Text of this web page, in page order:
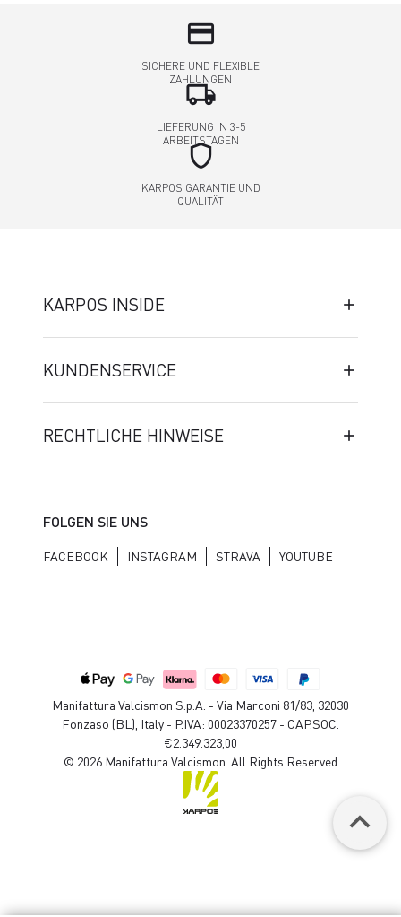
credit_card
SICHERE UND FLEXIBLE
ZAHLUNGEN
local_shipping
LIEFERUNG IN 3-5
ARBEITSTAGEN
shield
KARPOS GARANTIE UND
QUALITÄT
KARPOS INSIDE
KUNDENSERVICE
RECHTLICHE HINWEISE
FOLGEN SIE UNS
FACEBOOK INSTAGRAM STRAVA YOUTUBE
Manifattura Valcismon S.p.A. - Via Marconi 81/83, 32030
Fonzaso (BL), Italy - P.IVA: 00023370257 - CAP.SOC.
€2.349.323,00
© 2026 Manifattura Valcismon. All Rights Reserved
keyboard_arrow_up